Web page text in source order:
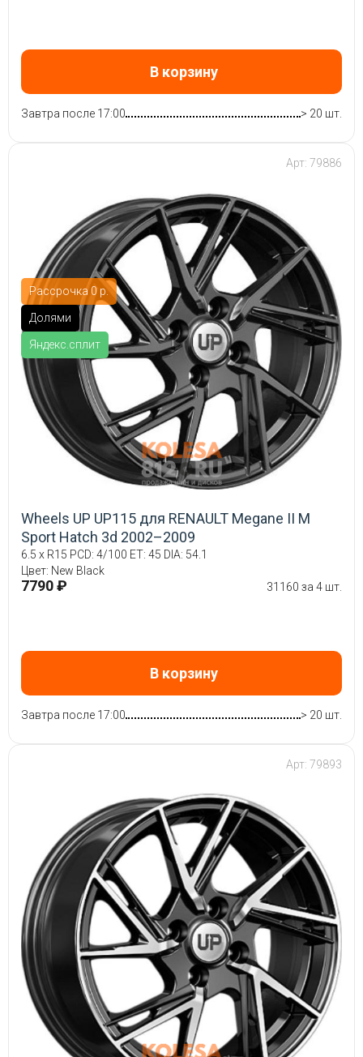
В корзину
Завтра после 17:00 > 20 шт.
Рассрочка 0 р.
Долями
Яндекс.сплит
Арт: 79886
Wheels UP UP115 для RENAULT Megane II M
Sport Hatch 3d 2002–2009
6.5 x R15 PCD: 4/100 ET: 45 DIA: 54.1
Цвет: New Black
7790 ₽ 31160 за 4 шт.
В корзину
Завтра после 17:00 > 20 шт.
Арт: 79893